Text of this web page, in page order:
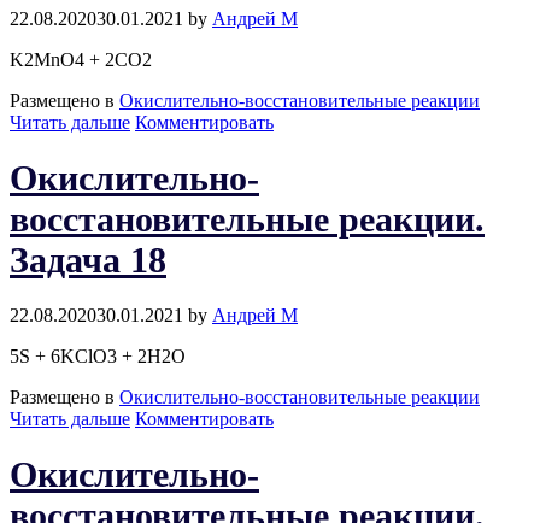
22.08.202030.01.2021 by Андрей М
K2MnO4 + 2CO2
Размещено в Окислительно-восстановительные реакции
Читать дальшеОкислительно-
Задача
Комментировать
Окислительно-
восстановительные реакции.
Задача 18
22.08.202030.01.2021 by Андрей М
5S + 6KClO3 + 2H2O
Размещено в Окислительно-восстановительные реакции
Читать дальшеОкислительно-
Задача
Комментировать
Окислительно-